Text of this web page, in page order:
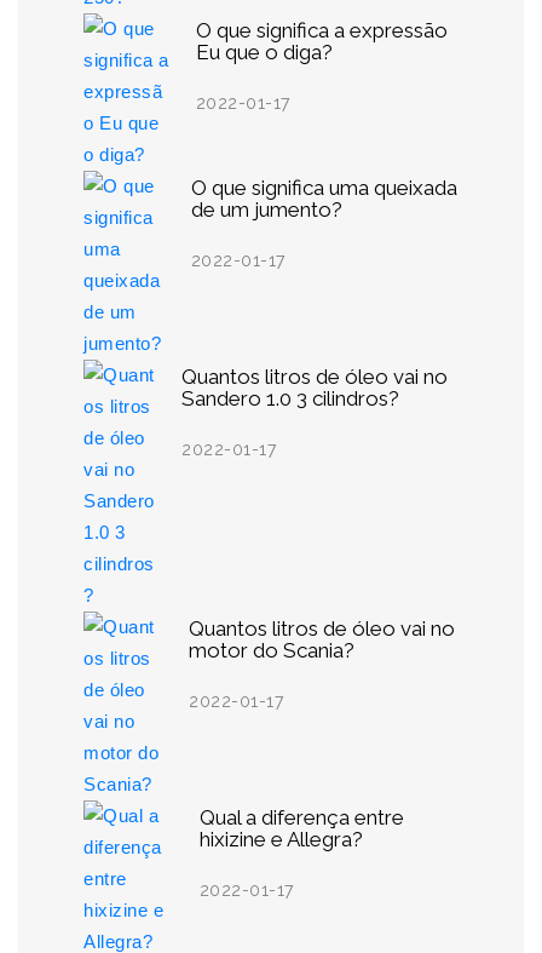
O que significa a expressão
Eu que o diga?
2022-01-17
O que significa uma queixada
de um jumento?
2022-01-17
Quantos litros de óleo vai no
Sandero 1.0 3 cilindros?
2022-01-17
Quantos litros de óleo vai no
motor do Scania?
2022-01-17
Qual a diferença entre
hixizine e Allegra?
2022-01-17